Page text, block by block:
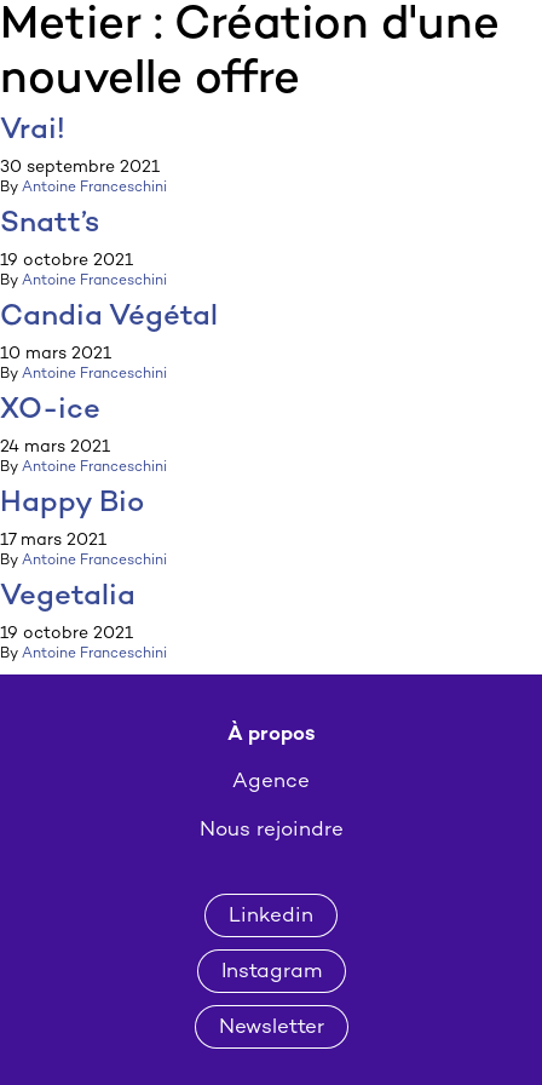
:pulp
Metier : Création d'une
nouvelle offre
Vrai!
30 septembre 2021
By Antoine Franceschini
Snatt’s
19 octobre 2021
By Antoine Franceschini
Candia Végétal
10 mars 2021
By Antoine Franceschini
XO-ice
24 mars 2021
By Antoine Franceschini
Happy Bio
17 mars 2021
By Antoine Franceschini
Vegetalia
19 octobre 2021
By Antoine Franceschini
À propos
Agence
Nous rejoindre
Linkedin
Instagram
Newsletter